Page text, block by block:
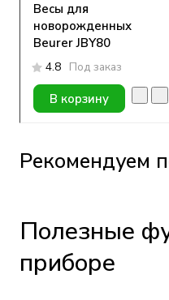
Весы для
новорожденных
Beurer JBY80
4.8 Под заказ
В корзину
Рекомендуем
Полезные
приборе